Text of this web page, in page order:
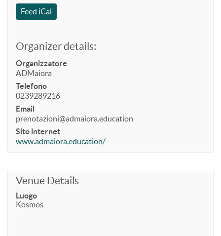
Feed iCal
Organizer details:
Organizzatore
ADMaiora
Telefono
0239289216
Email
prenotazioni@admaiora.education
Sito internet
www.admaiora.education/
Venue Details
Luogo
Kosmos